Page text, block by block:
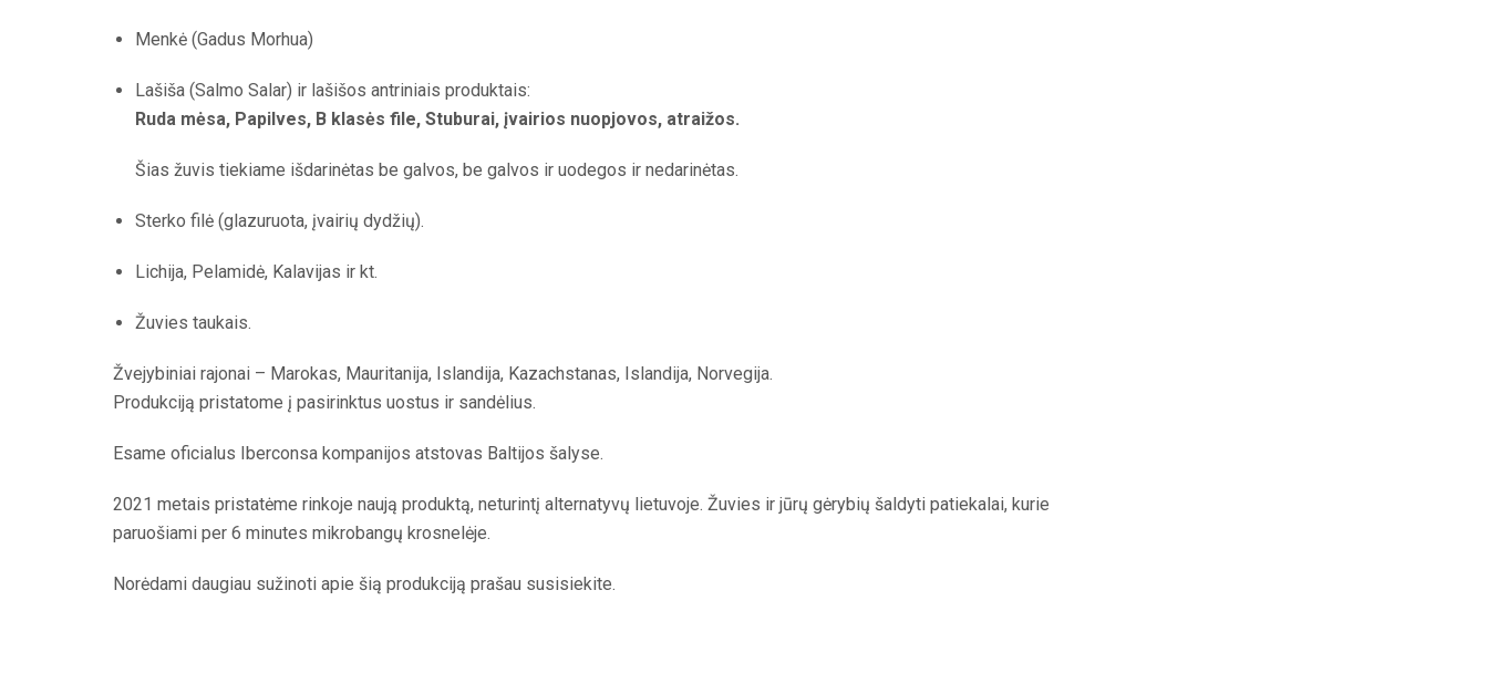
Menkė (Gadus Morhua)
Lašiša (Salmo Salar) ir lašišos antriniais produktais:
Ruda mėsa, Papilves, B klasės file, Stuburai, įvairios nuopjovos, atraižos.
Šias žuvis tiekiame išdarinėtas be galvos, be galvos ir uodegos ir nedarinėtas.
Sterko filė (glazuruota, įvairių dydžių).
Lichija, Pelamidė, Kalavijas ir kt.
Žuvies taukais.
Žvejybiniai rajonai – Marokas, Mauritanija, Islandija, Kazachstanas, Islandija, Norvegija.
Produkciją pristatome į pasirinktus uostus ir sandėlius.
Esame oficialus Iberconsa kompanijos atstovas Baltijos šalyse.
2021 metais pristatėme rinkoje naują produktą, neturintį alternatyvų lietuvoje. Žuvies ir jūrų gėrybių šaldyti patiekalai, kurie
paruošiami per 6 minutes mikrobangų krosnelėje.
Norėdami daugiau sužinoti apie šią produkciją prašau susisiekite.